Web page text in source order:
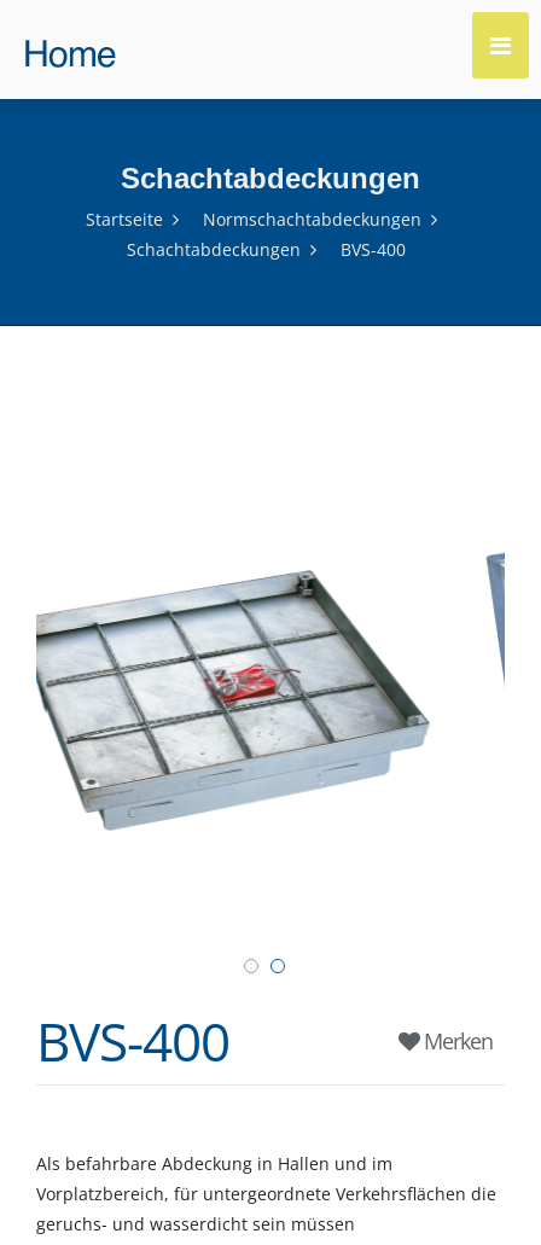
Schachtabdeckungen
Startseite
Normschachtabdeckungen
Schachtabdeckungen
BVS-400
BVS-400 Merken
Als befahrbare Abdeckung in Hallen und im
Vorplatzbereich, für untergeordnete Verkehrsflächen die
geruchs- und wasserdicht sein müssen